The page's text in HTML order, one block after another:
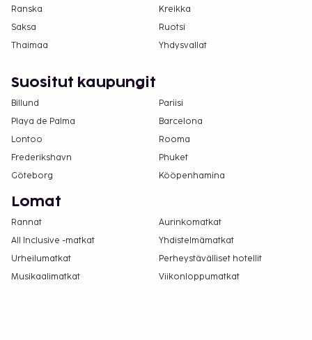
Ranska
Kreikka
Saksa
Ruotsi
Thaimaa
Yhdysvallat
Suositut kaupungit
Billund
Pariisi
Playa de Palma
Barcelona
Lontoo
Rooma
Frederikshavn
Phuket
Göteborg
Kööpenhamina
Lomat
Rannat
Aurinkomatkat
All Inclusive -matkat
Yhdistelmämatkat
Urheilumatkat
Perheystävälliset hotellit
Musikaalimatkat
Viikonloppumatkat